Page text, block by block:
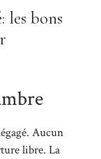
les bons
Aucun
libre. La